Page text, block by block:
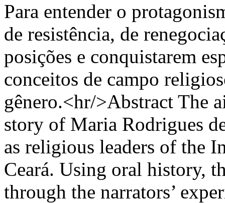
Para entender o
de resistência, de
posições e conquistarem
conceitos de campo
gênero.<hr/>Abstract The
story of Maria Rodrigues
as religious leaders of the
Ceará. Using oral history,
through the narrators’